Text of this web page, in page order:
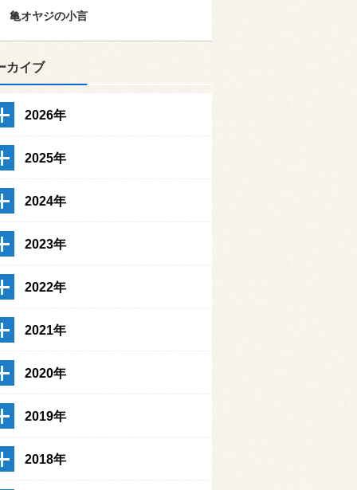
亀オヤジの小言
カイブ
2026年
2025年
2024年
2023年
2022年
2021年
2020年
2019年
2018年